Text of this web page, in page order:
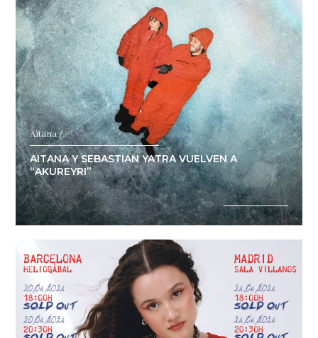
Aitana /
AITANA Y SEBASTIAN YATRA VUELVEN A
“AKUREYRI”